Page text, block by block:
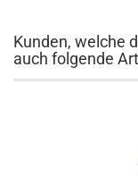
Kunden, welche
auch folgende